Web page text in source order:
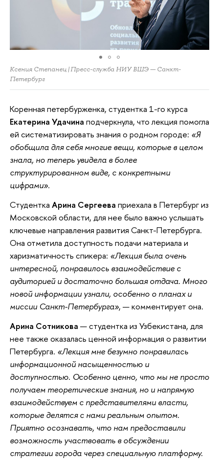
Ксения Степанец | Пресс-служба НИУ ВШЭ — Санкт-
Петербург
Коренная петербурженка, студентка 1-го курса
Екатерина Удачина подчеркнула, что лекция помогла
ей систематизировать знания о родном городе: «Я
обобщила для себя многие вещи, которые в целом
знала, но теперь увидела в более
структурированном виде, с конкретными
цифрами».
Студентка Арина Сергеева приехала в Петербург из
Московской области, для нее было важно услышать
ключевые направления развития Санкт-Петербурга.
Она отметила доступность подачи материала и
харизматичность спикера: «Лекция была очень
интересной, понравилось взаимодействие с
аудиторией и достаточно большая отдача. Много
новой информации узнали, особенно о планах и
миссии Санкт-Петербурга», — комментирует она.
Арина Сотникова — студентка из Узбекистана, для
нее также оказалась ценной информация о развитии
Петербурга. «Лекция мне безумно понравилась
информационной насыщенностью и
доступностью. Особенно ценно, что мы не просто
получаем теоретические знания, но и напрямую
взаимодействуем с представителями власти,
которые делятся с нами реальным опытом.
Приятно осознавать, что нам предоставили
возможность участвовать в обсуждении
стратегии города через специальную платформу.